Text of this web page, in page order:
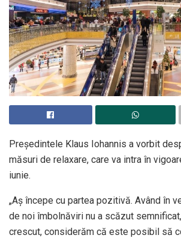
Președintele Klaus Iohannis a vorbit
măsuri de relaxare, care va intra în
iunie.
„Aş începe cu partea pozitivă. Având în
de noi îmbolnăviri nu a scăzut
crescut, considerăm că este posibil să